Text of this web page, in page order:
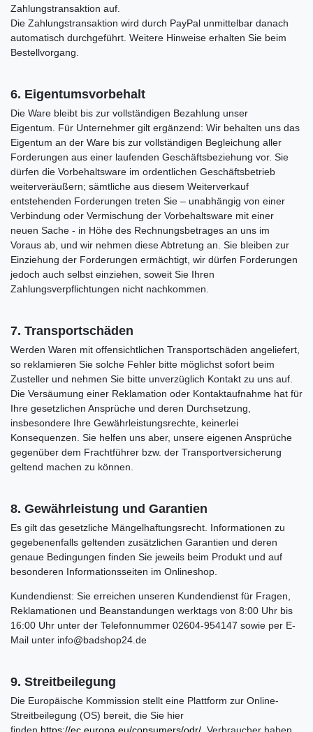
Zahlungstransaktion auf.
Die Zahlungstransaktion wird durch PayPal unmittelbar danach
automatisch durchgeführt. Weitere Hinweise erhalten Sie beim
Bestellvorgang.
6. Eigentumsvorbehalt
Die Ware bleibt bis zur vollständigen Bezahlung unser
Eigentum. Für Unternehmer gilt ergänzend: Wir behalten uns das
Eigentum an der Ware bis zur vollständigen Begleichung aller
Forderungen aus einer laufenden Geschäftsbeziehung vor. Sie
dürfen die Vorbehaltsware im ordentlichen Geschäftsbetrieb
weiterveräußern; sämtliche aus diesem Weiterverkauf
entstehenden Forderungen treten Sie – unabhängig von einer
Verbindung oder Vermischung der Vorbehaltsware mit einer
neuen Sache - in Höhe des Rechnungsbetrages an uns im
Voraus ab, und wir nehmen diese Abtretung an. Sie bleiben zur
Einziehung der Forderungen ermächtigt, wir dürfen Forderungen
jedoch auch selbst einziehen, soweit Sie Ihren
Zahlungsverpflichtungen nicht nachkommen.
7. Transportschäden
Werden Waren mit offensichtlichen Transportschäden angeliefert,
so reklamieren Sie solche Fehler bitte möglichst sofort beim
Zusteller und nehmen Sie bitte unverzüglich Kontakt zu uns auf.
Die Versäumung einer Reklamation oder Kontaktaufnahme hat für
Ihre gesetzlichen Ansprüche und deren Durchsetzung,
insbesondere Ihre Gewährleistungsrechte, keinerlei
Konsequenzen. Sie helfen uns aber, unsere eigenen Ansprüche
gegenüber dem Frachtführer bzw. der Transportversicherung
geltend machen zu können.
8. Gewährleistung und Garantien
Es gilt das gesetzliche Mängelhaftungsrecht. Informationen zu
gegebenenfalls geltenden zusätzlichen Garantien und deren
genaue Bedingungen finden Sie jeweils beim Produkt und auf
besonderen Informationsseiten im Onlineshop.
Kundendienst: Sie erreichen unseren Kundendienst für Fragen,
Reklamationen und Beanstandungen werktags von 8:00 Uhr bis
16:00 Uhr unter der Telefonnummer 02604-954147 sowie per E-
Mail unter info@badshop24.de
9. Streitbeilegung
Die Europäische Kommission stellt eine Plattform zur Online-
Streitbeilegung (OS) bereit, die Sie hier